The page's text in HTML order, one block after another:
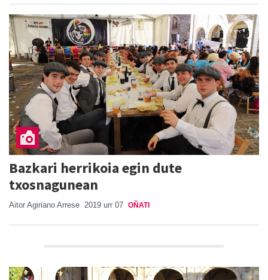
Bazkari herrikoia egin dute
txosnagunean
Aitor Agiriano Arrese 2019 urr 07 OÑATI